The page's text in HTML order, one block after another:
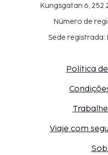
Kungsgatan 6, 252
Número de
Sede registrada:
Política
Viaje com